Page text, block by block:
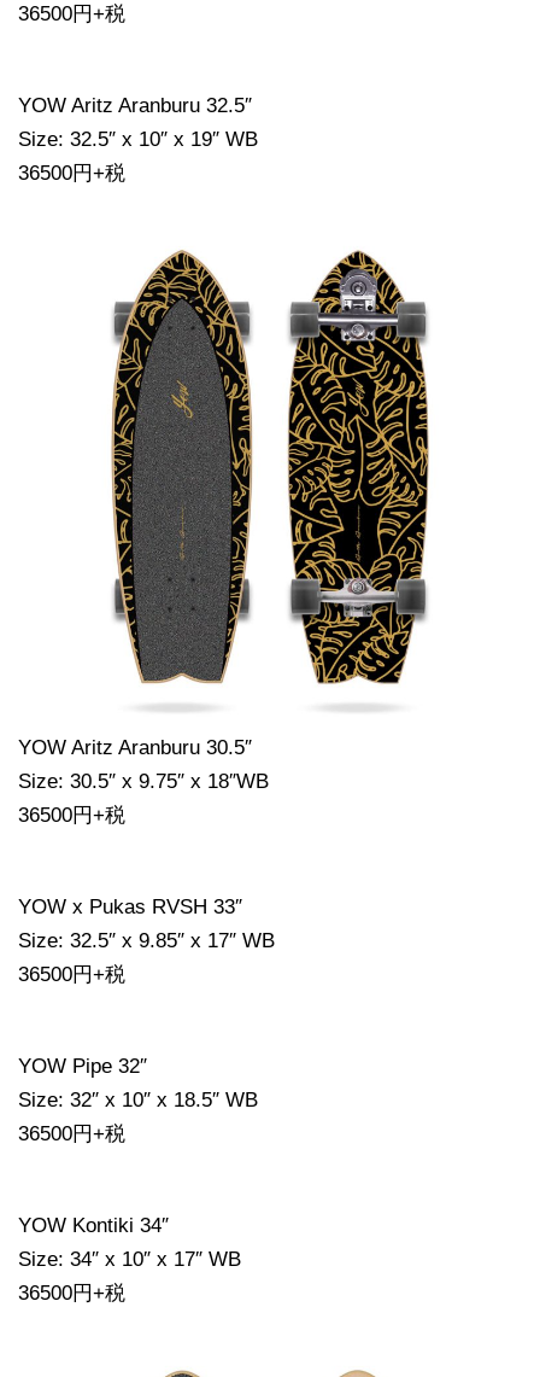
36500円+税
YOW Aritz Aranburu 32.5″
Size: 32.5″ x 10″ x 19″ WB
36500円+税
YOW Aritz Aranburu 30.5″
Size: 30.5″ x 9.75″ x 18″WB
36500円+税
YOW x Pukas RVSH 33″
Size: 32.5″ x 9.85″ x 17″ WB
36500円+税
YOW Pipe 32″
Size: 32″ x 10″ x 18.5″ WB
36500円+税
YOW Kontiki 34″
Size: 34″ x 10″ x 17″ WB
36500円+税